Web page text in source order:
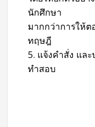
นักศึกษา
มากกว่าการให้ต
ทฤษฎี
5. แจ้งคำสั่ง แล
ทำสอบ